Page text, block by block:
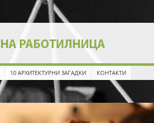
10 АРХИТЕКТУРНИ ЗАГАДКИ КОНТАКТИ